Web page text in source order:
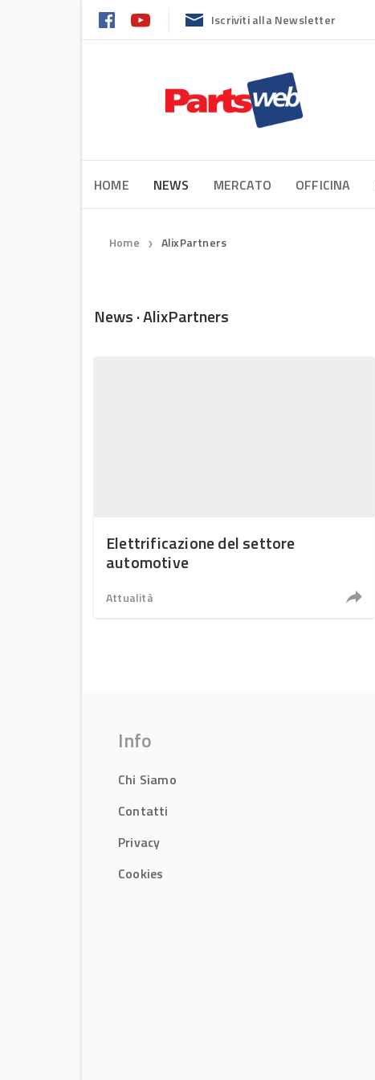
Iscriviti alla Newsletter
HOME NEWS MERCATO OFFICINA
Home ❯ AlixPartners
News · AlixPartners
Elettrificazione del settore
automotive
Attualità
Info
Chi Siamo
Contatti
Privacy
Cookies